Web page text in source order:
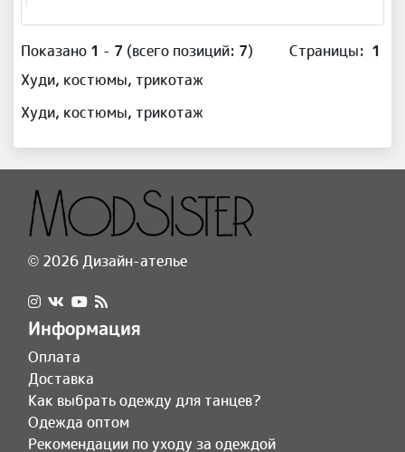
Страницы: 1
Показано 1 - 7 (всего позиций: 7)
Худи, костюмы, трикотаж
Худи, костюмы, трикотаж
© 2026 Дизайн-ателье
Информация
Оплата
Доставка
Как выбрать одежду для танцев?
Одежда оптом
Рекомендации по уходу за одеждой